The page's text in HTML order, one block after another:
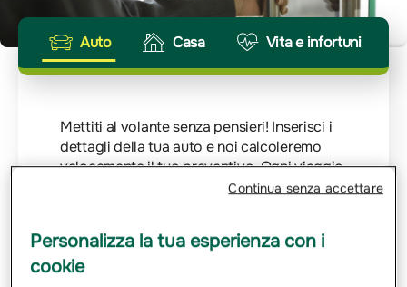
Auto Casa Vita e infortuni
Mettiti al volante senza pensieri! Inserisci i
dettagli della tua auto e noi calcoleremo
velocemente il tuo preventivo. Ogni viaggio
merita la giusta protezione.
Personalizza la tua esperienza con i
cookie
Continua senza accettare